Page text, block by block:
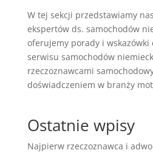
W tej sekcji przedstawiamy
ekspertów ds. samochodów
oferujemy porady i wskazówki
serwisu samochodów
rzeczoznawcami
doświadczeniem w branży
Ostatnie wpisy
Najpierw rzeczoznawca i